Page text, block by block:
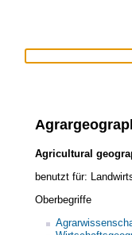
Agricultural
benutzt für:
Oberbegriffe